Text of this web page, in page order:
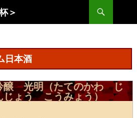
＞
日本酒
醸 光明（たてのかわ じ
じょう こうみょう）